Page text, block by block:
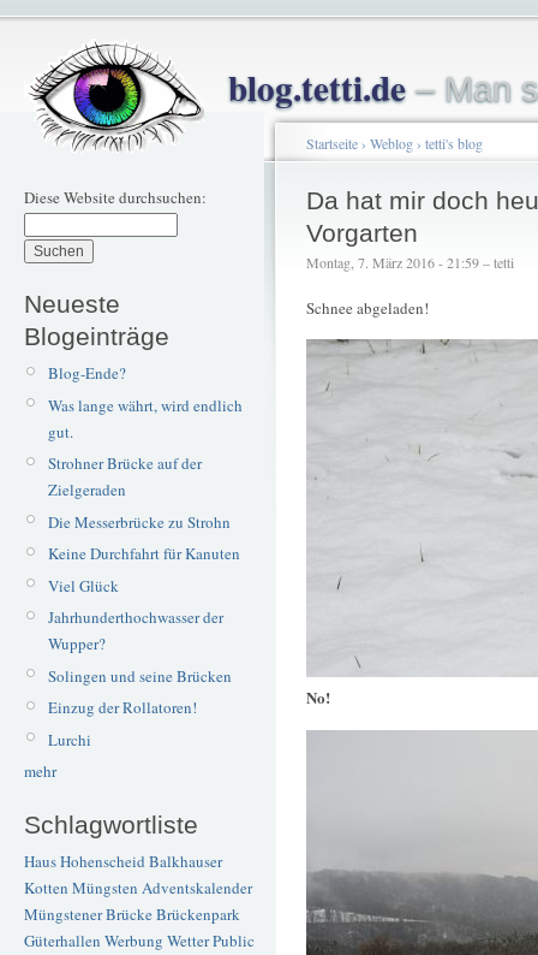
blog.tetti.de– Man
Diese Website durchsuchen:
Neueste
Blogeinträge
Blog-Ende?
Was lange währt, wird endlich
gut.
Strohner Brücke auf der
Zielgeraden
Die Messerbrücke zu Strohn
Keine Durchfahrt für Kanuten
Viel Glück
Jahrhunderthochwasser der
Wupper?
Solingen und seine Brücken
Einzug der Rollatoren!
Lurchi
mehr
Schlagwortliste
Haus Hohenscheid Balkhauser
Kotten Müngsten Adventskalender
Müngstener BrückeBrückenpark
Güterhallen Werbung WetterPublic
Startseite› Weblog› tetti's blog
Da hat mir doch
Vorgarten
Montag, 7. März 2016 - 21:59 – tetti
Schnee abgeladen!
No!